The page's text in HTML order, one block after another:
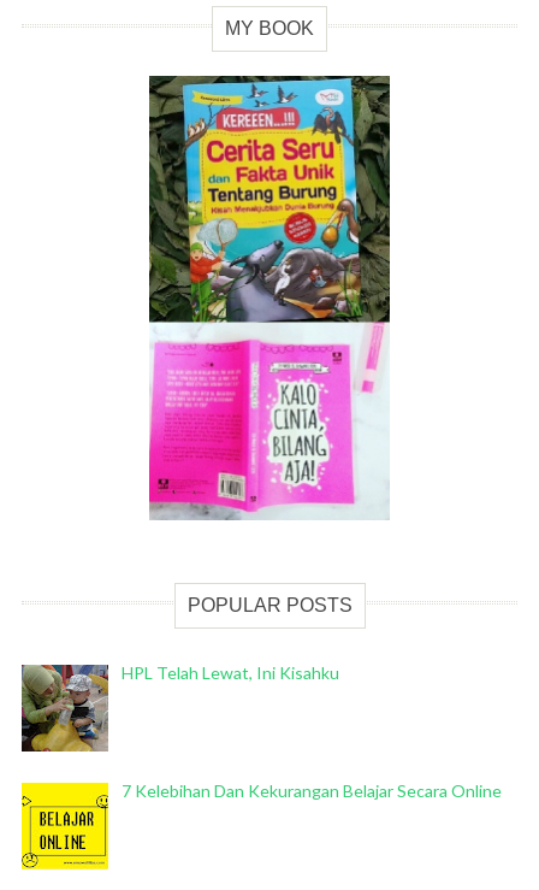
MY BOOK
POPULAR POSTS
HPL Telah Lewat, Ini Kisahku
7 Kelebihan Dan Kekurangan Belajar Secara Online